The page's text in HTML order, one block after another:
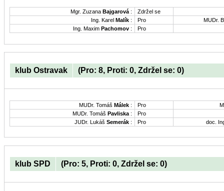
Mgr. Zuzana Bajgarová:
Zdržel se
Ing. Karel Malík : Pro
MUDr.
Ing. Maxim Pachomov : Pro
klub Ostravak (Pro: 8, Proti: 0, Zdržel se: 0)
MUDr. Tomáš Málek : Pro
MUDr. Tomáš Pavliska :
Pro
JUDr. Lukáš Semerák : Pro doc.
klub SPD (Pro: 5, Proti: 0, Zdržel se: 0)